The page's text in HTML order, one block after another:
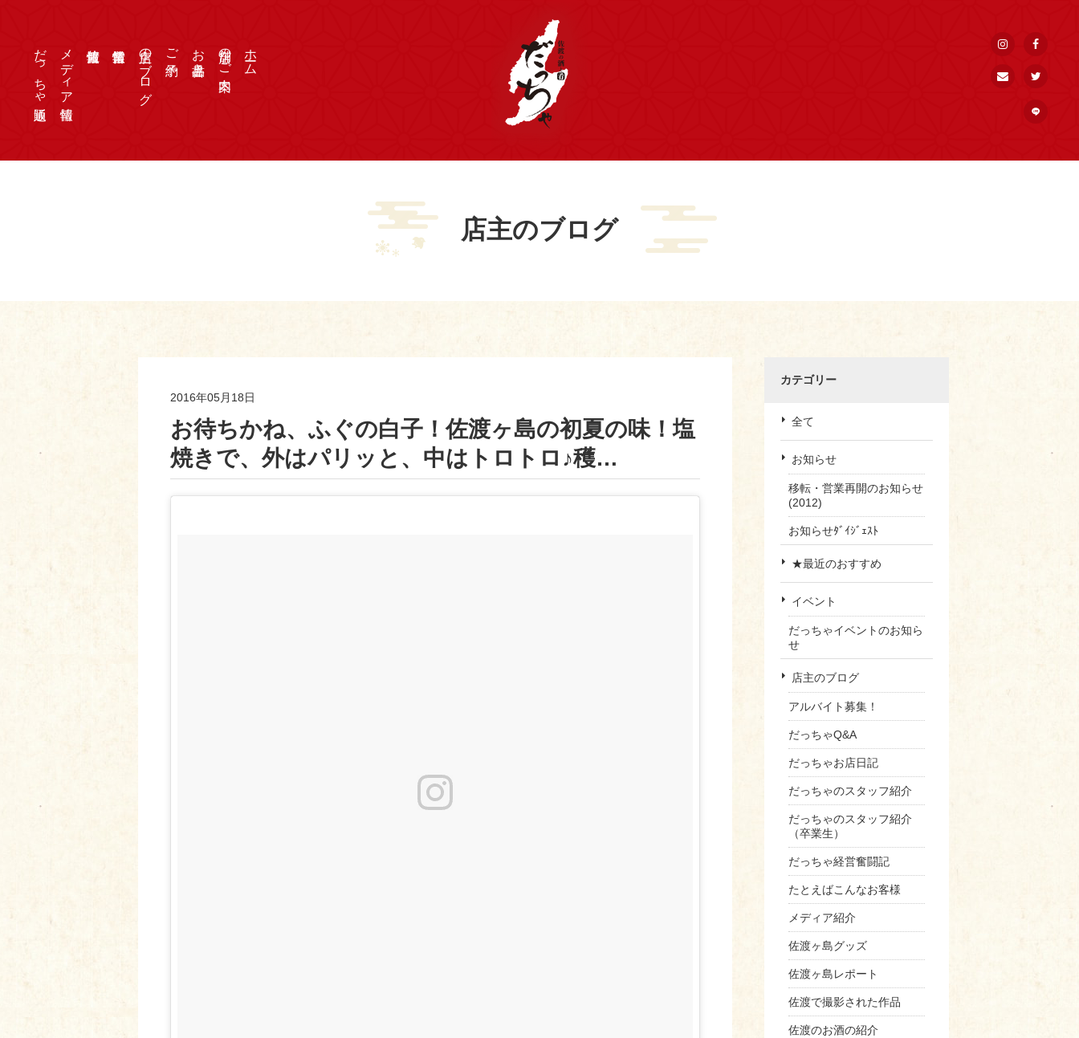
ホーム
店舗のご案内
お品書き
ご予約
店主のブログ
メディア情報
だっちゃ通販
店主のブログ
2016年05月18日
お待ちかね、ふぐの白子！佐渡ヶ島の初夏の味！塩
焼きで、外はパリッと、中はトロトロ♪穫…
カテゴリー
全て
お知らせ
移転・営業再開のお知らせ
(2012)
お知らせﾀﾞｲｼﾞｪｽﾄ
★最近のおすすめ
イベント
だっちゃイベントのお知ら
せ
店主のブログ
アルバイト募集！
だっちゃQ&A
だっちゃお店日記
だっちゃのスタッフ紹介
だっちゃのスタッフ紹介
（卒業生）
だっちゃ経営奮闘記
たとえばこんなお客様
メディア紹介
佐渡ヶ島グッズ
佐渡ヶ島レポート
佐渡で撮影された作品
佐渡のお酒の紹介